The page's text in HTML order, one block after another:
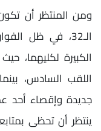
ومن المنتظر أن
الـ32، في ظل
الكبيرة لكليهما،
اللقب السادس،
جديدة وإقصاء أحد
ينتظر أن تحظى